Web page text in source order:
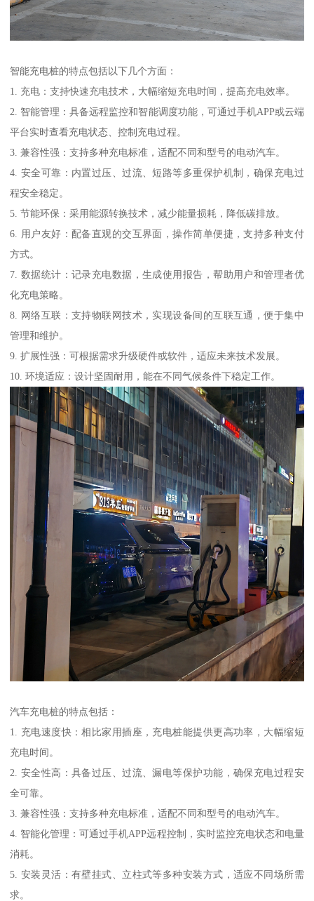
智能充电桩的特点包括以下几个方面：
1. 充电：支持快速充电技术，大幅缩短充电时间，提高充电效率。
2. 智能管理：具备远程监控和智能调度功能，可通过手机APP或云端
平台实时查看充电状态、控制充电过程。
3. 兼容性强：支持多种充电标准，适配不同和型号的电动汽车。
4. 安全可靠：内置过压、过流、短路等多重保护机制，确保充电过
程安全稳定。
5. 节能环保：采用能源转换技术，减少能量损耗，降低碳排放。
6. 用户友好：配备直观的交互界面，操作简单便捷，支持多种支付
方式。
7. 数据统计：记录充电数据，生成使用报告，帮助用户和管理者优
化充电策略。
8. 网络互联：支持物联网技术，实现设备间的互联互通，便于集中
管理和维护。
9. 扩展性强：可根据需求升级硬件或软件，适应未来技术发展。
10. 环境适应：设计坚固耐用，能在不同气候条件下稳定工作。
汽车充电桩的特点包括：
1. 充电速度快：相比家用插座，充电桩能提供更高功率，大幅缩短
充电时间。
2. 安全性高：具备过压、过流、漏电等保护功能，确保充电过程安
全可靠。
3. 兼容性强：支持多种充电标准，适配不同和型号的电动汽车。
4. 智能化管理：可通过手机APP远程控制，实时监控充电状态和电量
消耗。
5. 安装灵活：有壁挂式、立柱式等多种安装方式，适应不同场所需
求。